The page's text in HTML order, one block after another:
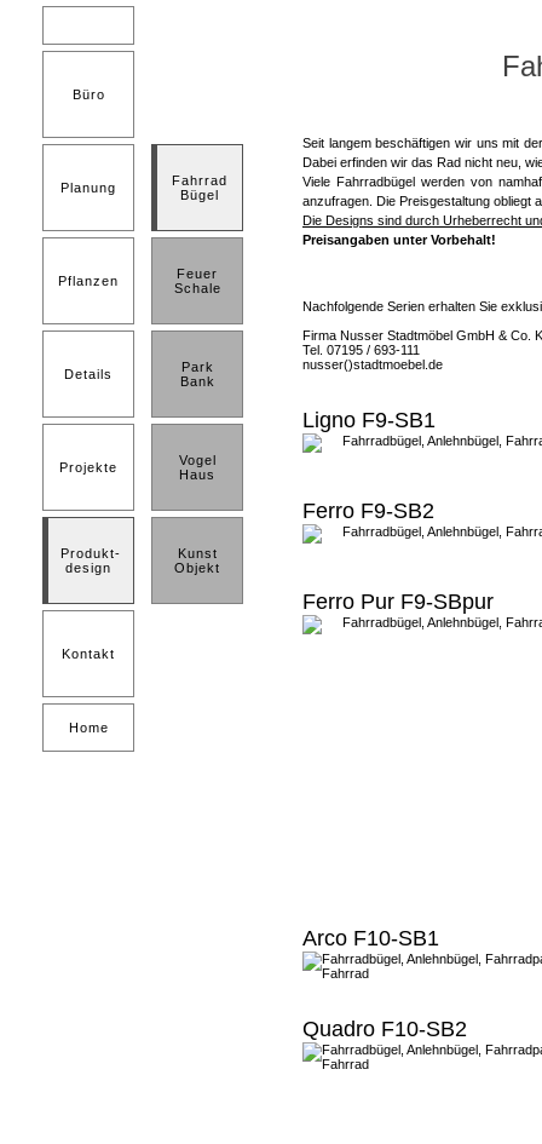
Büro
Planung
Pflanzen
Details
Projekte
Produkt-
design
Kontakt
Home
Fahrrad
Bügel
Feuer
Schale
Park
Bank
Vogel
Haus
Kunst
Objekt
Seit langem beschäftigen wir uns mit
Dabei erfinden wir das Rad nicht neu,
Viele Fahrradbügel werden von
anzufragen. Die Preisgestaltung obliegt
Die Designs sind durch Urheberrecht
Preisangaben unter Vorbehalt!
Nachfolgende Serien erhalten Sie
Firma Nusser Stadtmöbel GmbH & Co.
Tel. 07195 / 693-111
nusser()stadtmoebel.de
Ligno F9-SB1
Ferro F9-SB2
Ferro Pur F9-SBpur
Arco F10-SB1
Quadro F10-SB2